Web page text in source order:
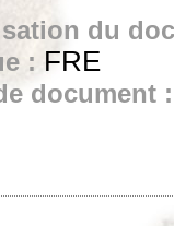
du
: FRE
document